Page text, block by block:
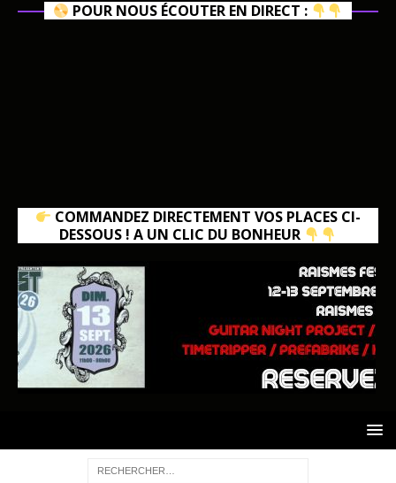
POUR NOUS ÉCOUTER EN DIRECT :
COMMANDEZ DIRECTEMENT VOS PLACES CI-
DESSOUS ! A UN CLIC DU BONHEUR